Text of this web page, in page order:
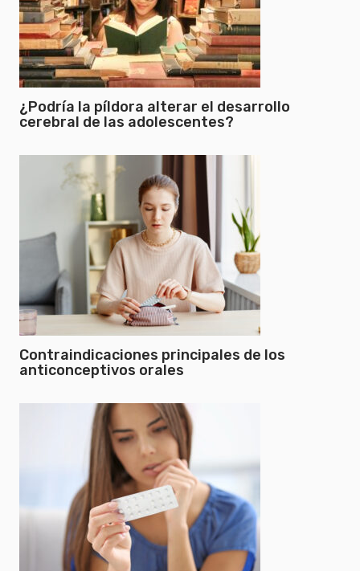
¿Podría la píldora alterar el desarrollo
cerebral de las adolescentes?
Contraindicaciones principales de los
anticonceptivos orales